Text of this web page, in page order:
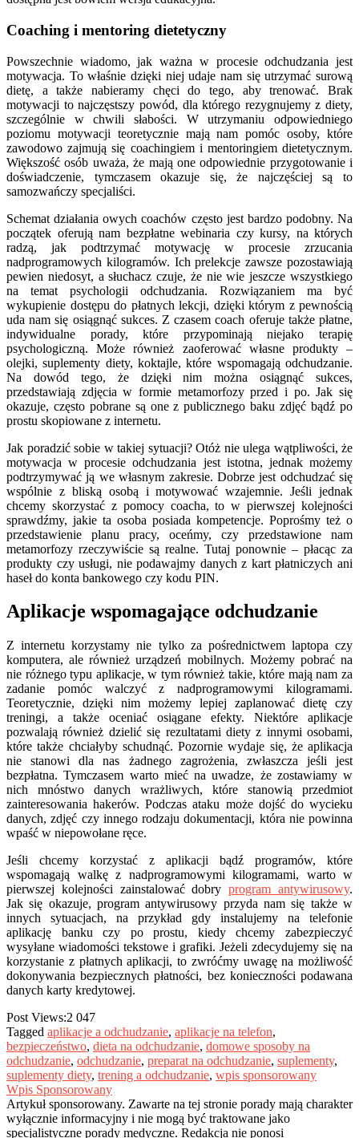
Coaching i mentoring dietetyczny
Powszechnie wiadomo, jak ważna w procesie odchudzania jest
motywacja. To właśnie dzięki niej udaje nam się utrzymać surową
dietę, a także nabieramy chęci do tego, aby trenować. Brak
motywacji to najczęstszy powód, dla którego rezygnujemy z diety,
szczególnie w chwili słabości. W utrzymaniu odpowiedniego
poziomu motywacji teoretycznie mają nam pomóc osoby, które
zawodowo zajmują się coachingiem i mentoringiem dietetycznym.
Większość osób uważa, że mają one odpowiednie przygotowanie i
doświadczenie, tymczasem okazuje się, że najczęściej są to
samozwańczy specjaliści.
Schemat działania owych coachów często jest bardzo podobny. Na
początek oferują nam bezpłatne webinaria czy kursy, na których
radzą, jak podtrzymać motywację w procesie zrzucania
nadprogramowych kilogramów. Ich prelekcje zawsze pozostawiają
pewien niedosyt, a słuchacz czuje, że nie wie jeszcze wszystkiego
na temat psychologii odchudzania. Rozwiązaniem ma być
wykupienie dostępu do płatnych lekcji, dzięki którym z pewnością
uda nam się osiągnąć sukces. Z czasem coach oferuje także płatne,
indywidualne porady, które przypominają niejako terapię
psychologiczną. Może również zaoferować własne produkty –
olejki, suplementy diety, koktajle, które wspomagają odchudzanie.
Na dowód tego, że dzięki nim można osiągnąć sukces,
przedstawiają zdjęcia w formie metamorfozy przed i po. Jak się
okazuje, często pobrane są one z publicznego baku zdjęć bądź po
prostu skopiowane z internetu.
Jak poradzić sobie w takiej sytuacji? Otóż nie ulega wątpliwości, że
motywacja w procesie odchudzania jest istotna, jednak możemy
podtrzymywać ją we własnym zakresie. Dobrze jest odchudzać się
wspólnie z bliską osobą i motywować wzajemnie. Jeśli jednak
chcemy skorzystać z pomocy coacha, to w pierwszej kolejności
sprawdźmy, jakie ta osoba posiada kompetencje. Poprośmy też o
przedstawienie planu pracy, oceńmy, czy przedstawione nam
metamorfozy rzeczywiście są realne. Tutaj ponownie – płacąc za
produkty czy usługi, nie podawajmy danych z kart płatniczych ani
haseł do konta bankowego czy kodu PIN.
Aplikacje wspomagające odchudzanie
Z internetu korzystamy nie tylko za pośrednictwem laptopa czy
komputera, ale również urządzeń mobilnych. Możemy pobrać na
nie różnego typu aplikacje, w tym również takie, które mają nam za
zadanie pomóc walczyć z nadprogramowymi kilogramami.
Teoretycznie, dzięki nim możemy lepiej zaplanować dietę czy
treningi, a także oceniać osiągane efekty. Niektóre aplikacje
pozwalają również dzielić się rezultatami diety z innymi osobami,
które także chciałyby schudnąć. Pozornie wydaje się, że aplikacja
nie stanowi dla nas żadnego zagrożenia, zwłaszcza jeśli jest
bezpłatna. Tymczasem warto mieć na uwadze, że zostawiamy w
nich mnóstwo danych wrażliwych, które stanowią przedmiot
zainteresowania hakerów. Podczas ataku może dojść do wycieku
danych, zdjęć czy innego rodzaju dokumentacji, która nie powinna
wpaść w niepowołane ręce.
Jeśli chcemy korzystać z aplikacji bądź programów, które
wspomagają walkę z nadprogramowymi kilogramami, warto w
pierwszej kolejności zainstalować dobryprogram antywirusowy.
Jak się okazuje, program antywirusowy przyda nam się także w
innych sytuacjach, na przykład gdy instalujemy na telefonie
aplikację banku czy po prostu, kiedy chcemy zabezpieczyć
wysyłane wiadomości tekstowe i grafiki. Jeżeli zdecydujemy się na
korzystanie z płatnych aplikacji, to zwróćmy uwagę na możliwość
dokonywania bezpiecznych płatności, bez konieczności podawana
danych karty kredytowej.
Post Views:2 047
Tagged aplikacje a odchudzanie, aplikacje na telefon,
bezpieczeństwo, dieta na odchudzanie, domowe sposoby na
odchudzanie, odchudzanie, preparat na odchudzanie, suplementy,
suplementy diety, trening a odchudzanie, wpis sponsorowany
Wpis Sponsorowany
Artykuł sponsorowany. Zawarte na tej stronie porady mają charakter
wyłącznie informacyjny i nie mogą być traktowane jako
specjalistyczne porady medyczne. Redakcja nie ponosi